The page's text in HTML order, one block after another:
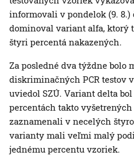
informovali v pondelok (9. 8.)
dominoval variant alfa, ktorý
štyri percentá nakazených.
Za posledné dva týždne bolo
diskriminačných PCR testov
uviedol SZÚ. Variant delta
percentách takto
zaznamenali v necelých
varianty mali veľmi malý
jednému percentu vzoriek.